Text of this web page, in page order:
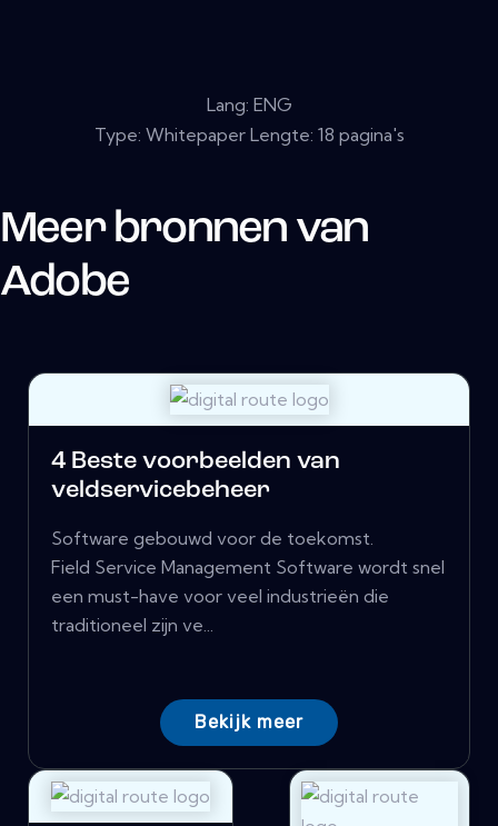
Lang: ENG
Type: Whitepaper Lengte: 18 pagina's
Meer bronnen van
Adobe
4 Beste voorbeelden van
veldservicebeheer
Software gebouwd voor de toekomst.
Field Service Management Software wordt snel
een must-have voor veel industrieën die
traditioneel zijn ve...
Bekijk meer